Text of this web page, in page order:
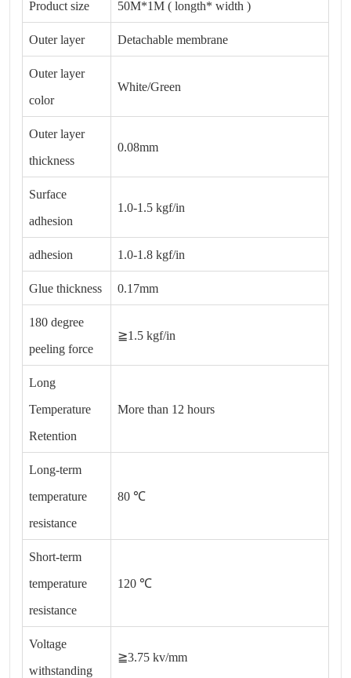
Product size 50M*1M ( longth* width )
Outer layer Detachable membrane
Outer layer
color
White/Green
Outer layer
thickness
0.08mm
Surface
adhesion
1.0-1.5 kgf/in
adhesion 1.0-1.8 kgf/in
Glue thickness 0.17mm
180 degree
peeling force
≧1.5 kgf/in
Long
Temperature
Retention
More than 12 hours
Long-term
temperature
resistance
80 ℃
Short-term
temperature
resistance
120 ℃
Voltage
withstanding
≧3.75 kv/mm